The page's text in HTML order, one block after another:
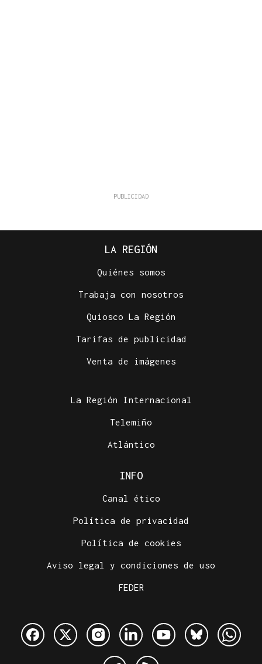
LA REGIÓN
Quiénes somos
Trabaja con nosotros
Quiosco La Región
Tarifas de publicidad
Venta de imágenes
La Región Internacional
Telemiño
Atlántico
INFO
Canal ético
Política de privacidad
Política de cookies
Aviso legal y condiciones de uso
FEDER